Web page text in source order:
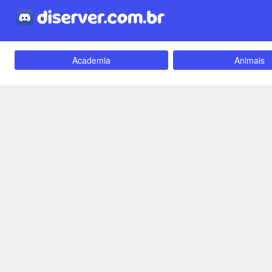
Academia Animais